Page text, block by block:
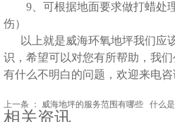
9、可根据地面要求做打蜡处理
伤）
以上就是威海环氧地坪我们应
识，希望可以对您有所帮助，我们
有什么不明白的问题，欢迎来电咨
上一条 ： 威海地坪的服务范围有哪些 什么
相关资讯